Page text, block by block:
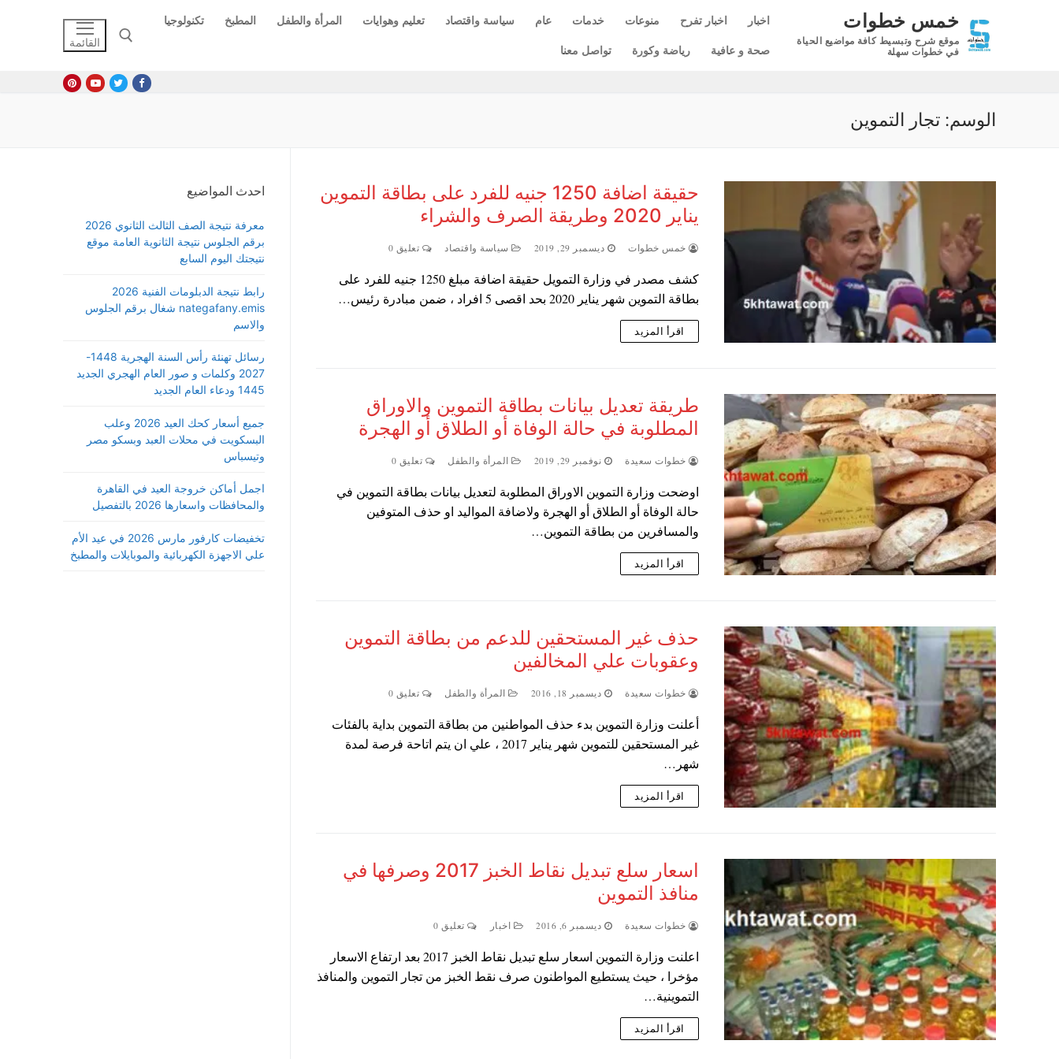
خمس خطوات
موقع شرح وتبسيط كافة مواضيع الحياة
في خطوات سهلة
اخبار اخبار تفرح منوعات خدمات عام سياسة واقتصاد تعليم وهوايات المرأة والطفل المطبخ
تكنولوجيا
صحة و عافية
رياضة وكورة تواصل معنا القائمة
الوسم: تجار التموين
حقيقة اضافة 1250 جنيه للفرد على بطاقة التموين
يناير 2020 وطريقة الصرف والشراء
خمس خطوات ديسمبر 29, 2019 سياسة واقتصاد تعليق 0
كشف مصدر في وزارة التمويل حقيقة اضافة مبلغ 1250 جنيه للفرد على
بطاقة التموين شهر يناير 2020 بحد اقصى 5 افراد ، ضمن مبادرة رئيس…
اقرأ المزيد
طريقة تعديل بيانات بطاقة التموين والاوراق
المطلوبة في حالة الوفاة أو الطلاق أو الهجرة
خطوات سعيدة نوفمبر 29, 2019 المرأة والطفل تعليق 0
اوضحت وزارة التموين الاوراق المطلوبة لتعديل بيانات بطاقة التموين في
حالة الوفاة أو الطلاق أو الهجرة ولاضافة المواليد او حذف المتوفين
والمسافرين من بطاقة التموين…
اقرأ المزيد
حذف غير المستحقين للدعم من بطاقة التموين
وعقوبات علي المخالفين
خطوات سعيدة ديسمبر 18, 2016 المرأة والطفل تعليق 0
أعلنت وزارة التموين بدء حذف المواطنين من بطاقة التموين بداية بالفئات
غير المستحقين للتموين شهر يناير 2017 ، علي ان يتم اتاحة فرصة لمدة
شهر…
اقرأ المزيد
اسعار سلع تبديل نقاط الخبز 2017 وصرفها في
منافذ التموين
خطوات سعيدة ديسمبر 6, 2016 اخبار تعليق 0
اعلنت وزارة التموين اسعار سلع تبديل نقاط الخبز 2017 بعد ارتفاع الاسعار
مؤخرا ، حيث يستطيع المواطنون صرف نقط الخبز من تجار التموين والمنافذ
التموينية…
اقرأ المزيد
احدث المواضيع
معرفة نتيجة الصف الثالث الثانوي 2026
برقم الجلوس نتيجة الثانوية العامة موقع
نتيجتك اليوم السابع
رابط نتيجة الدبلومات الفنية 2026
nategafany.emis شغال برقم الجلوس
والاسم
رسائل تهنئة رأس السنة الهجرية 1448-
2027 وكلمات و صور العام الهجري الجديد
1445 ودعاء العام الجديد
جميع أسعار كحك العيد 2026 وعلب
البسكويت في محلات العبد وبسكو مصر
وتيسباس
اجمل أماكن خروجة العيد في القاهرة
والمحافظات واسعارها 2026 بالتفصيل
تخفيضات كارفور مارس 2026 في عيد الأم
علي الاجهزة الكهربائية والموبايلات والمطبخ